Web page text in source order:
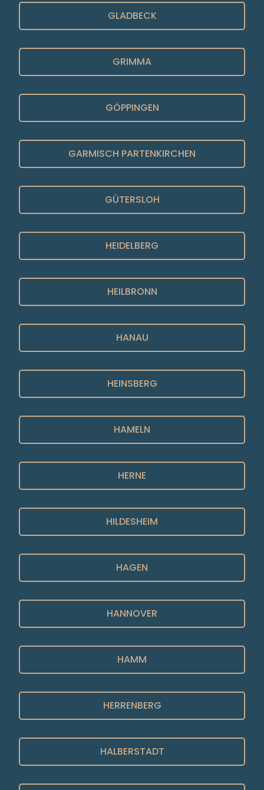
GLADBECK
GRIMMA
GÖPPINGEN
GARMISCH PARTENKIRCHEN
GÜTERSLOH
HEIDELBERG
HEILBRONN
HANAU
HEINSBERG
HAMELN
HERNE
HILDESHEIM
HAGEN
HANNOVER
HAMM
HERRENBERG
HALBERSTADT